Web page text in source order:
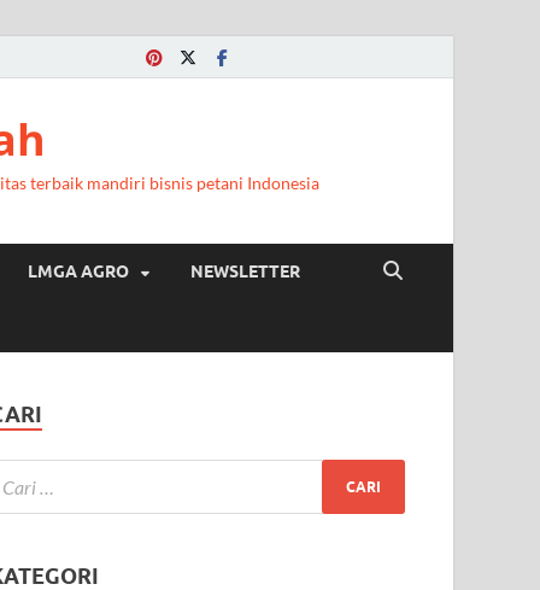
terbaik mandiri bisnis petani Indonesia
LMGA AGRO NEWSLETTER